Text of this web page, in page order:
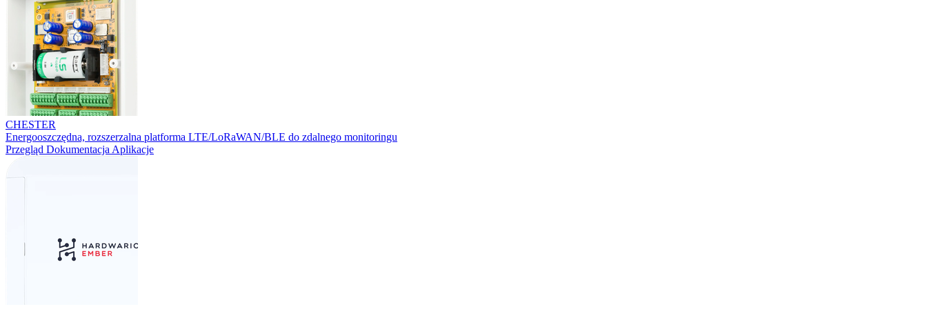
CHESTER
Energooszczędna, rozszerzalna platforma LTE/LoRaWAN/BLE do zdalnego monitoringu
Przegląd Dokumentacja Aplikacje